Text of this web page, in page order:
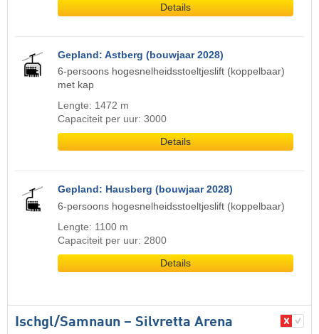
Details
Gepland: Astberg (bouwjaar 2028)
6-persoons hogesnelheidsstoeltjeslift (koppelbaar)
met kap
Lengte: 1472 m
Capaciteit per uur: 3000
Details
Gepland: Hausberg (bouwjaar 2028)
6-persoons hogesnelheidsstoeltjeslift (koppelbaar)
Lengte: 1100 m
Capaciteit per uur: 2800
Details
Ischgl/​Samnaun – Silvretta Arena